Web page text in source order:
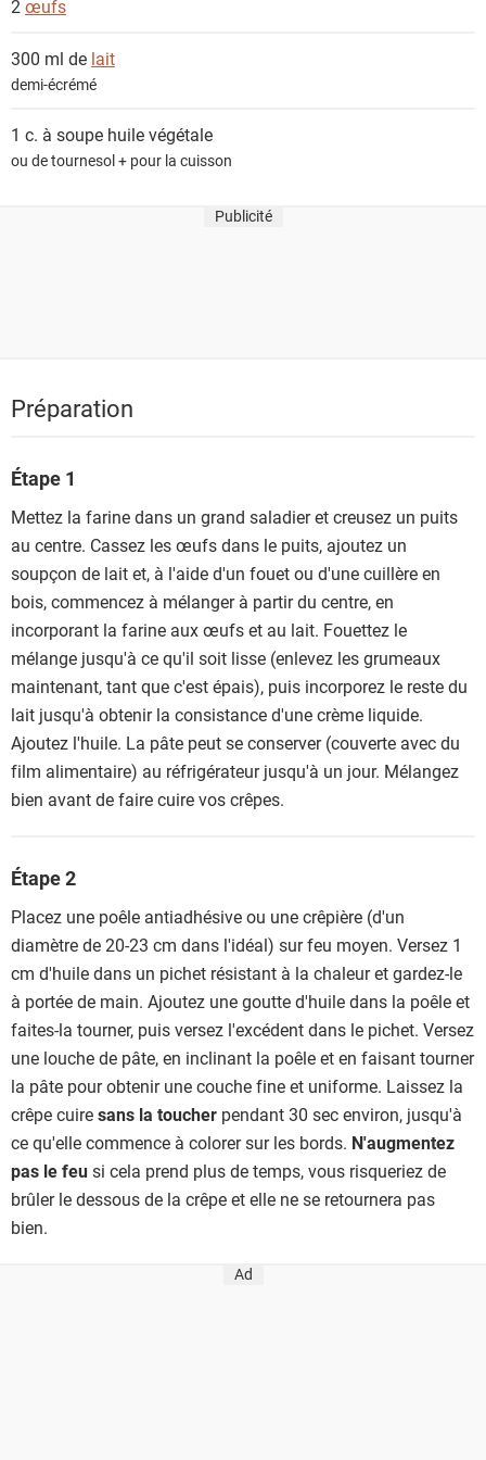
t
s
2 œufs
300 ml de lait
demi-écrémé
1 c. à soupe huile végétale
ou de tournesol + pour la cuisson
Publicité
Préparation
Étape 1
Mettez la farine dans un grand saladier et creusez un puits
au centre. Cassez les œufs dans le puits, ajoutez un
soupçon de lait et, à l'aide d'un fouet ou d'une cuillère en
bois, commencez à mélanger à partir du centre, en
incorporant la farine aux œufs et au lait. Fouettez le
mélange jusqu'à ce qu'il soit lisse (enlevez les grumeaux
maintenant, tant que c'est épais), puis incorporez le reste du
lait jusqu'à obtenir la consistance d'une crème liquide.
Ajoutez l'huile. La pâte peut se conserver (couverte avec du
film alimentaire) au réfrigérateur jusqu'à un jour. Mélangez
bien avant de faire cuire vos crêpes.
Étape 2
Placez une poêle antiadhésive ou une crêpière (d'un
diamètre de 20-23 cm dans l'idéal) sur feu moyen. Versez 1
cm d'huile dans un pichet résistant à la chaleur et gardez-le
à portée de main. Ajoutez une goutte d'huile dans la poêle et
faites-la tourner, puis versez l'excédent dans le pichet. Versez
une louche de pâte, en inclinant la poêle et en faisant tourner
la pâte pour obtenir une couche fine et uniforme. Laissez la
crêpe cuiresans la toucher pendant 30 sec environ, jusqu'à
ce qu'elle commence à colorer sur les bords. N'augmentez
pas le feusi cela prend plus de temps, vous risqueriez de
brûler le dessous de la crêpe et elle ne se retournera pas
bien.
Ad